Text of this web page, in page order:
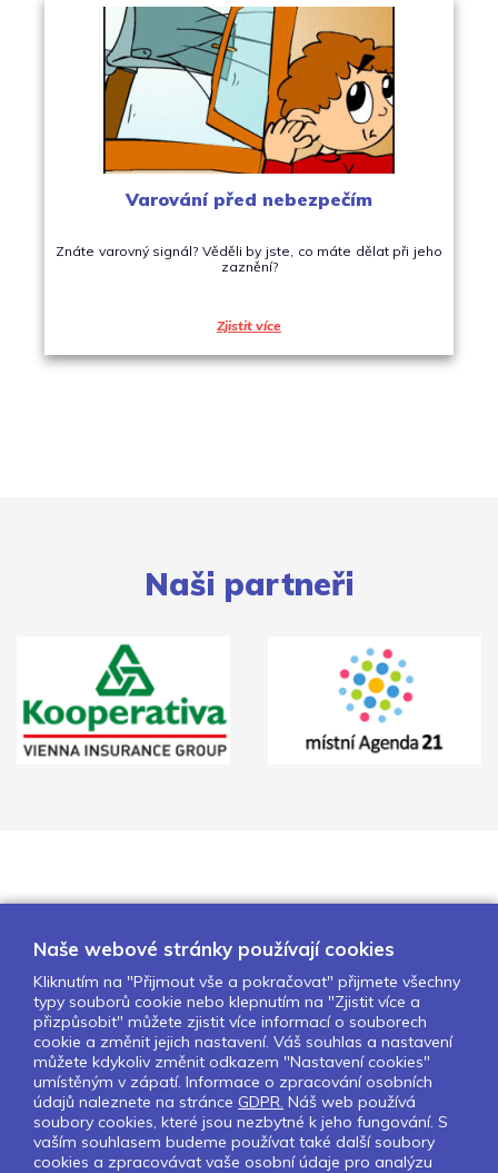
Varování před nebezpečím
Znáte varovný signál? Věděli by jste, co máte dělat při jeho
zaznění?
Zjistit více
Naši partneři
O nás Naše projekty
Pro školy
Partneři
Kontakty
GDPR
Nastavení cookies
Sledujte nás:
Naše webové stránky používají cookies
Kliknutím na "Přijmout vše a pokračovat" přijmete všechny
typy souborů cookie nebo klepnutím na "Zjistit více a
přizpůsobit" můžete zjistit více informací o souborech
cookie a změnit jejich nastavení. Váš souhlas a nastavení
můžete kdykoliv změnit odkazem "Nastavení cookies"
umístěným v zápatí. Informace o zpracování osobních
údajů naleznete na stránce GDPR. Náš web používá
soubory cookies, které jsou nezbytné k jeho fungování. S
vaším souhlasem budeme používat také další soubory
cookies a zpracovávat vaše osobní údaje pro analýzu